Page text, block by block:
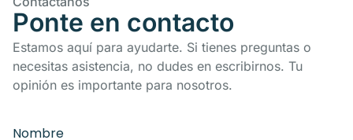
Ponte en contacto
Estamos aquí para ayudarte. Si tienes preguntas o
necesitas asistencia, no dudes en escribirnos. Tu
opinión es importante para nosotros.
Nombre